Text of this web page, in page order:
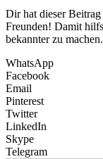
Dir hat dieser
Freunden! Damit
bekannter zu machen.
WhatsApp
Facebook
Email
Pinterest
Twitter
LinkedIn
Skype
Telegram